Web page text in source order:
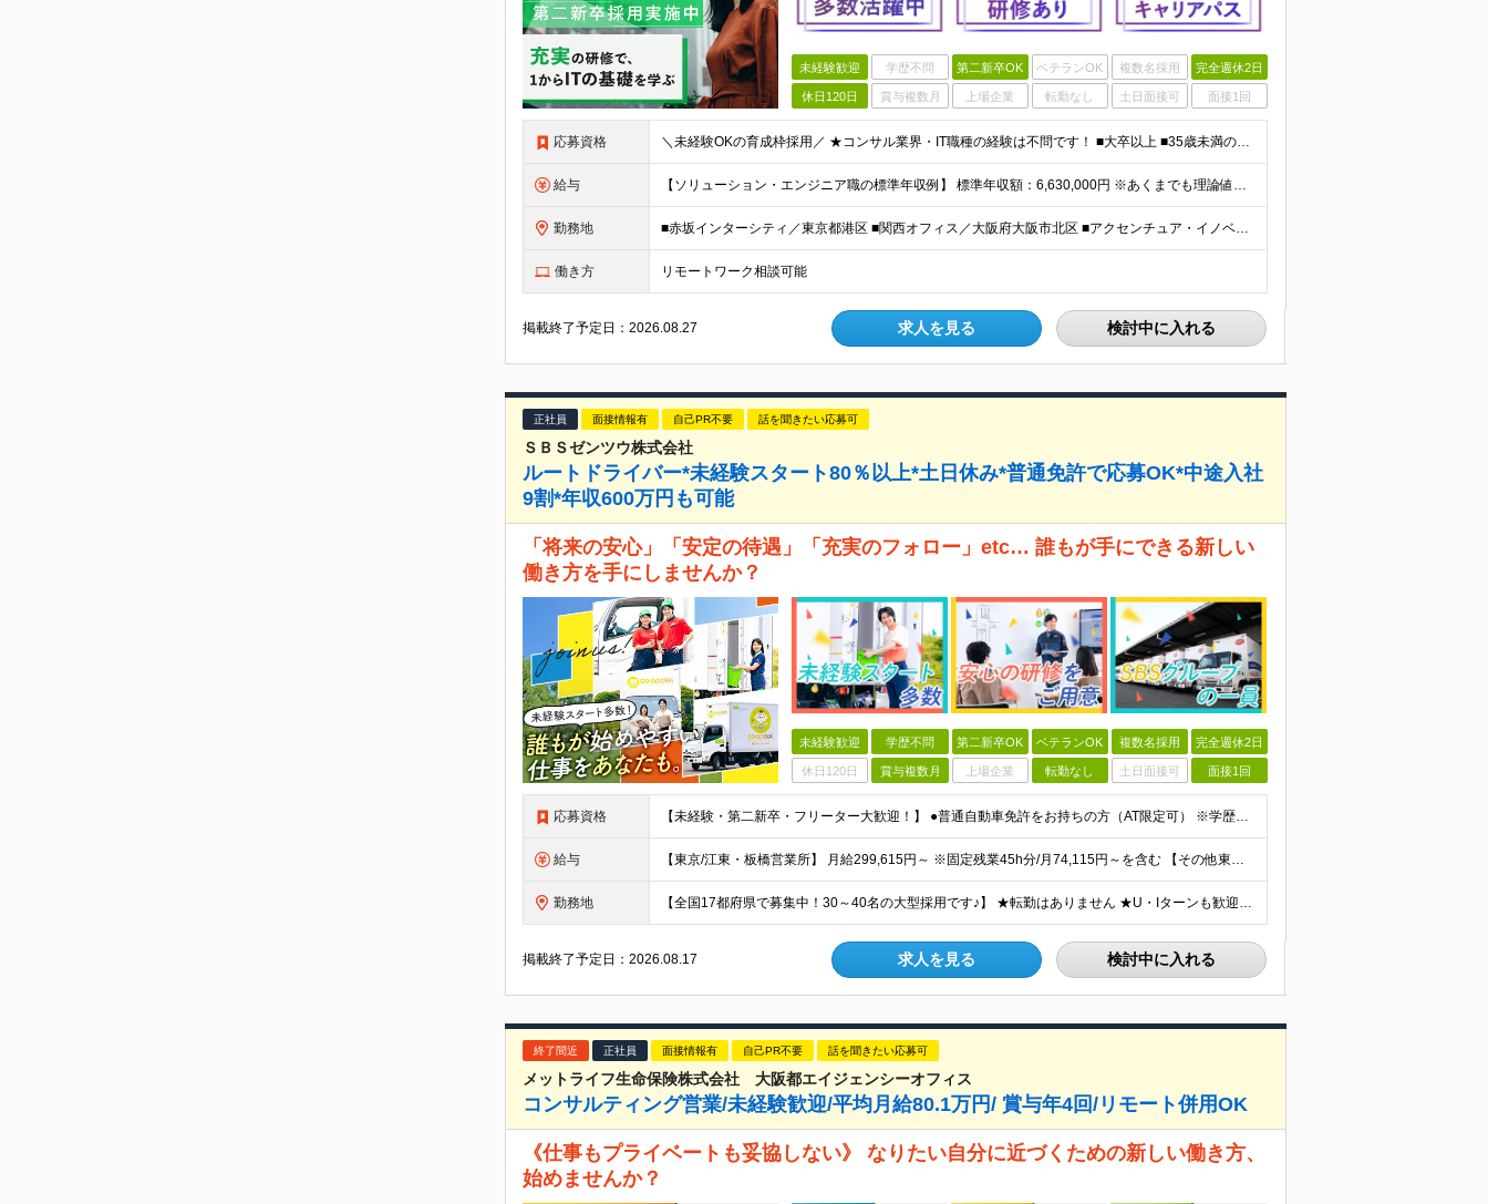
未経験歓迎 学歴不問 第二新卒OK ベテランOK 複数名採用 完全週休2日
休日120日 賞与複数月 上場企業 転勤なし 土日面接可 面接1回
応募資格 ＼未経験OKの育成枠採用／ ★コンサル業界・IT職種の経験は不問です！ ■大卒以上 ■35歳未満の方（長期キャリア形成のための例外事由 3号のイ） 第二新卒をはじめ、子育てなどのブランクを経て再度キ
給与 【ソリューション・エンジニア職の標準年収例】 標準年収額：6,630,000円 ※あくまでも理論値であり、実際に支払う金額をお約束するものではございません。 ＜基本給＞ ■東京/関西採用 年額基本給
勤務地 ■赤坂インターシティ／東京都港区 ■関西オフィス／大阪府大阪市北区 ■アクセンチュア・イノベーションセンター北海道／北海道札幌市 ■アクセンチュア・アドバンスト・テクノロジーセンター仙台／宮城県仙台市
働き方 リモートワーク相談可能
掲載終了予定日：2026.08.27 求人を見る 検討中に入れる
正社員 面接情報有 自己PR不要 話を聞きたい応募可
ＳＢＳゼンツウ株式会社
ルートドライバー*未経験スタート80％以上*土日休み*普通免許で応募OK*中途入社
9割*年収600万円も可能
「将来の安心」「安定の待遇」「充実のフォロー」etc… 誰もが手にできる新しい
働き方を手にしませんか？
未経験歓迎 学歴不問 第二新卒OK ベテランOK 複数名採用 完全週休2日
休日120日 賞与複数月 上場企業 転勤なし 土日面接可 面接1回
応募資格 【未経験・第二新卒・フリーター大歓迎！】 ●普通自動車免許をお持ちの方（AT限定可） ※学歴不問 ★人物重視の採用です！これまでの経験は一切不問。「運転が好き」「安定した会社で長く働きたい」という方
給与 【東京/江東・板橋営業所】 月給299,615円～ ※固定残業45h分/月74,115円～を含む 【その他東京・神奈川】 月給283,655円～ ※固定残業45h分/月70,155円~を含む 【大
勤務地 【全国17都府県で募集中！30～40名の大型採用です♪】 ★転勤はありません ★U・Iターンも歓迎しています ★勤務地の指定OK！ぜひご相談ください ★車・バイク通勤OK（駐車場完備） ＜下記拠点に
掲載終了予定日：2026.08.17 求人を見る 検討中に入れる
終了間近 正社員 面接情報有 自己PR不要 話を聞きたい応募可
メットライフ生命保険株式会社 大阪都エイジェンシーオフィス
コンサルティング営業/未経験歓迎/平均月給80.1万円/ 賞与年4回/リモート併用OK
《仕事もプライベートも妥協しない》 なりたい自分に近づくための新しい働き方、
始めませんか？